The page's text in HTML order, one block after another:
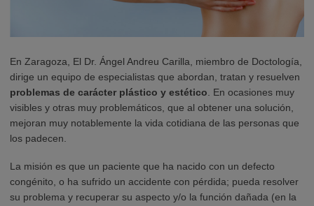
En Zaragoza, El Dr. Ángel Andreu Carilla, miembro de Doctología,
dirige un equipo de especialistas que abordan, tratan y resuelven
problemas de carácter plástico y estético . En ocasiones muy
visibles y otras muy problemáticos, que al obtener una solución,
mejoran muy notablemente la vida cotidiana de las personas que
los padecen.
La misión es que un paciente que ha nacido con un defecto
congénito, o ha sufrido un accidente con pérdida; pueda resolver
su problema y recuperar su aspecto y/o la función dañada (en la